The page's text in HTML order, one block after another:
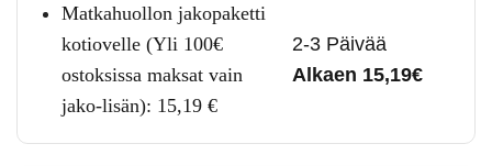
Matkahuollon jakopaketti
kotiovelle (Yli 100€
ostoksissa maksat vain
jako-lisän): 15,19 €
2-3 Päivää
Alkaen 15,19€